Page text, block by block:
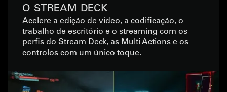
O STREAM DECK
Acelere a edição de vídeo, a codificação, o
trabalho de escritório e o streaming com os
perfis do Stream Deck, as Multi Actions e os
controlos com um único toque.